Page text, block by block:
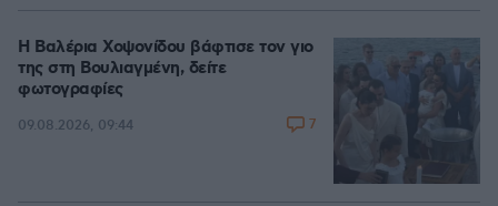
Η Βαλέρια Χοψονίδου βάφτισε τον γιο
της στη Βουλιαγμένη, δείτε
φωτογραφίες
09.08.2026, 09:44 7